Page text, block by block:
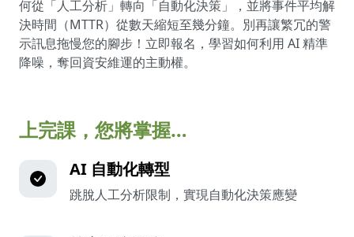
何從「人工分析」轉向「自動化決策」，並將事件平均解
決時間（MTTR）從數天縮短至幾分鐘。別再讓繁冗的警
示訊息拖慢您的腳步！立即報名，學習如何利用 AI 精準
降噪，奪回資安維運的主動權。
上完課，您將掌握…
AI 自動化轉型
跳脫人工分析限制，實現自動化決策應變